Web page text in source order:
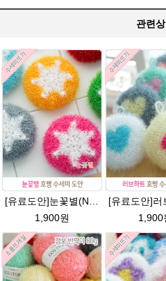
관련
[유료도안]눈꽃별(NO.1) 수세미뜨기 도안(수세미실은 옵션에서 추가구매 가능)/별호빵수세미처럼 예쁜수세미뜨기/반짝이 수세미실/웰빙수세미실/고급수세미실/눈꽃 반짝이수세미 눈꽃수세미
1,900원
1,900